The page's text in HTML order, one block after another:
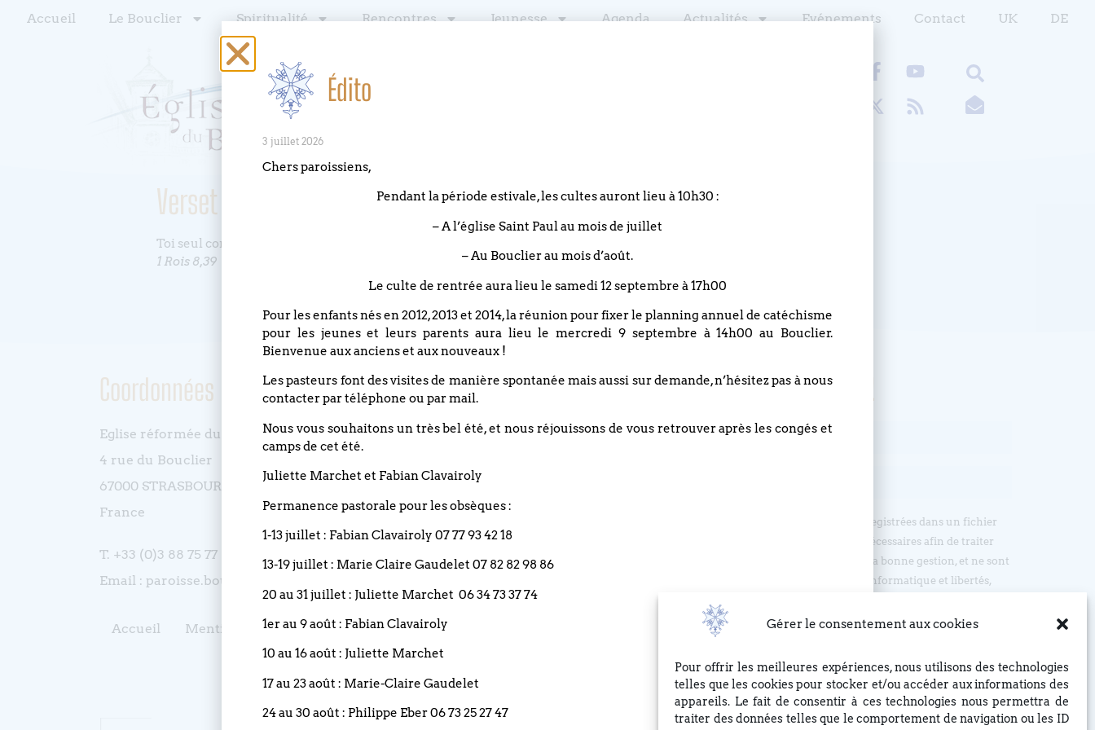
Gérer le consentement aux cookies
Pour offrir les meilleures expériences, nous utilisons des technologies
telles que les cookies pour stocker et/ou accéder aux informations des
appareils. Le fait de consentir à ces technologies nous permettra de
traiter des données telles que le comportement de navigation ou les ID
Accueil Le Bouclier Spiritualité Rencontres Jeunesse Agenda Actualités Evénements Contact UK DE
Verset du mois : juin 2020
Toi seul connais le cœur de tous les humains.
1 Rois 8,39
Coordonnées
Eglise réformée du Bouclier
4 rue du Bouclier
67000 STRASBOURG
France
T. +33 (0)3 88 75 77 85
Email : paroisse.bouclier@orange.fr
Accueil Mentions légales Contact Intra
Restez informé(e), abonnez-vous !
Les informations recueillies sur nos formulaires sont enregistrées dans un fichier
informatisé géré par l'Eglise Réformée du Bouclier, et sont nécessaires afin de traiter
vos demandes. Ces demandes sont uniquement destinées à la bonne gestion, et ne sont
en aucun cas transmises à des tiers. Conformément à la loi informatique et libertés,
vous pouvez exercer votre droit d’accès, d’opposition et de rectification, en écrivant par
courrier à l’adresse suivante : EGLISE REFORMEE DU BOUCLIER, 4 rue du Bouclier,
67000 STRASBOURG ou en écrivant à eglise(at)lebouclier.fr
Je m'abonne
Édito
3 juillet 2026
Chers paroissiens,
Pendant la période estivale, les cultes auront lieu à 10h30 :
– A l’église Saint Paul au mois de juillet
– Au Bouclier au mois d’août.
Le culte de rentrée aura lieu le samedi 12 septembre à 17h00
Pour les enfants nés en 2012, 2013 et 2014, la réunion pour fixer le planning annuel de catéchisme
pour les jeunes et leurs parents aura lieu le mercredi 9 septembre à 14h00 au Bouclier.
Bienvenue aux anciens et aux nouveaux !
Les pasteurs font des visites de manière spontanée mais aussi sur demande, n’hésitez pas à nous
contacter par téléphone ou par mail.
Nous vous souhaitons un très bel été, et nous réjouissons de vous retrouver après les congés et
camps de cet été.
Juliette Marchet et Fabian Clavairoly
Permanence pastorale pour les obsèques :
1-13 juillet : Fabian Clavairoly 07 77 93 42 18
13-19 juillet : Marie Claire Gaudelet 07 82 82 98 86
20 au 31 juillet : Juliette Marchet 06 34 73 37 74
1er au 9 août : Fabian Clavairoly
10 au 16 août : Juliette Marchet
17 au 23 août : Marie-Claire Gaudelet
24 au 30 août : Philippe Eber 06 73 25 27 47